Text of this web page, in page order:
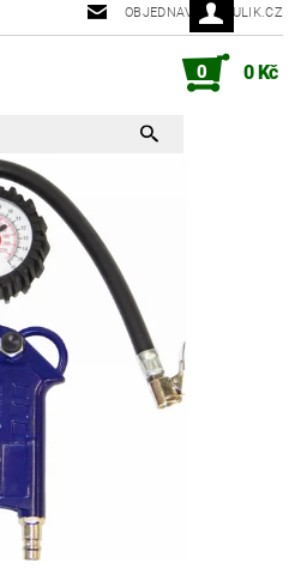
OBJEDNAVKY@RULIK.CZ
0 0 Kč